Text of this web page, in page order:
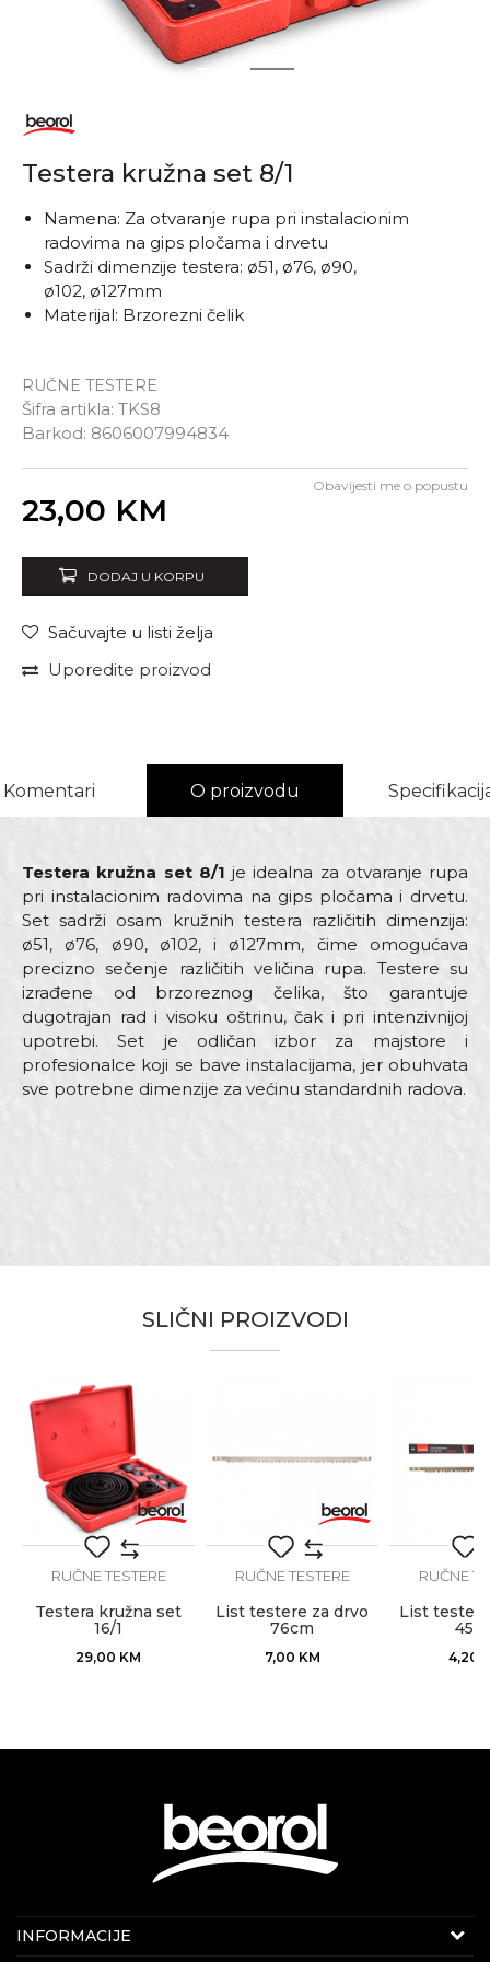
1 2
Testera kružna set 8/1
RUČNE TESTERE
Šifra artikla: TKS8
Barkod: 8606007994834
Namena: Za otvaranje rupa pri instalacionim
radovima na gips pločama i drvetu
Sadrži dimenzije testera: ø51, ø76, ø90,
ø102, ø127mm
Materijal: Brzorezni čelik
23,00 KM
Obavijesti me o popustu
DODAJ U KORPU
Sačuvajte u listi želja
Uporedite proizvod
Komentari O proizvodu
Testera kružna set 8/1 je idealna za otvaranje rupa
pri instalacionim radovima na gips pločama i drvetu.
Set sadrži osam kružnih testera različitih dimenzija:
ø51, ø76, ø90, ø102, i ø127mm, čime omogućava
precizno sečenje različitih veličina rupa. Testere su
izrađene od brzoreznog čelika, što garantuje
dugotrajan rad i visoku oštrinu, čak i pri intenzivnijoj
upotrebi. Set je odličan izbor za majstore i
profesionalce koji se bave instalacijama, jer obuhvata
sve potrebne dimenzije za većinu standardnih radova.
Dimenzija
Kutija 19,5 x 15 x 5cm
Čelik HSS
Gipsari, Stolari
POŠALJI
SLIČNI PROIZVODI
RUČNE TESTERE
Testera kružna set
16/1
29,00 KM
RUČNE TESTERE
List testere za drvo
76cm
7,00 KM
RUČNE
List
4,20
Internet prodaja
E-mail: beorolshop@beorol.ba
INFORMACIJE